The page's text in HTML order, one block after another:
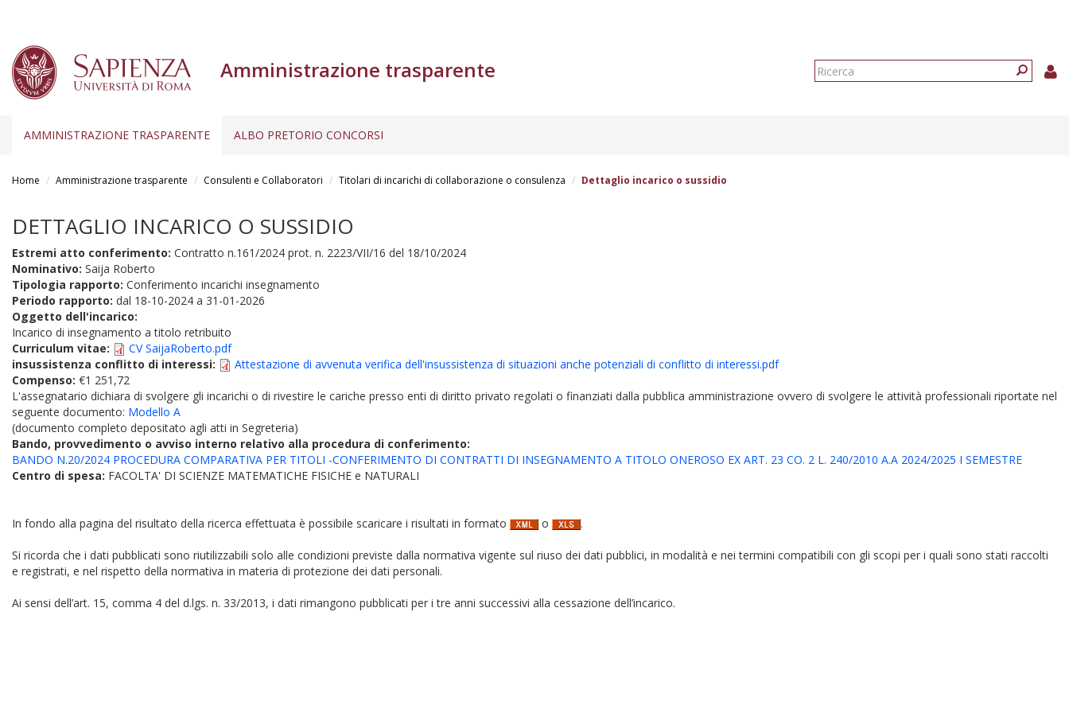
Amministrazione trasparente
Form
AMMINISTRAZIONE TRASPARENTE ALBO PRETORIO CONCORSI
Home Amministrazione trasparente Consulenti e Collaboratori Titolari di incarichi di collaborazione o consulenza Dettaglio incarico o sussidio
DETTAGLIO INCARICO O SUSSIDIO
Estremi atto conferimento: Contratto n.161/2024 prot. n. 2223/VII/16 del 18/10/2024
Nominativo: Saija Roberto
Tipologia rapporto: Conferimento incarichi insegnamento
Periodo rapporto: dal 18-10-2024 a 31-01-2026
Oggetto dell'incarico:
Incarico di insegnamento a titolo retribuito
Curriculum vitae:
CV SaijaRoberto.pdf
insussistenza conflitto di interessi:
Attestazione di avvenuta verifica dell'insussistenza di situazioni anche potenziali di conflitto di interessi.pdf
Compenso: €1 251,72
L'assegnatario dichiara di svolgere gli incarichi o di rivestire le cariche presso enti di diritto privato regolati o finanziati dalla pubblica amministrazione ovvero di svolgere le attività professionali riportate nel
seguente documento: Modello A
(documento completo depositato agli atti in Segreteria)
Bando, provvedimento o avviso interno relativo alla procedura di conferimento:
BANDO N.20/2024 PROCEDURA COMPARATIVA PER TITOLI -CONFERIMENTO DI CONTRATTI DI INSEGNAMENTO A TITOLO ONEROSO EX ART. 23 CO. 2 L. 240/2010 A.A 2024/2025 I SEMESTRE
Centro di spesa: FACOLTA' DI SCIENZE MATEMATICHE FISICHE e NATURALI
In fondo alla pagina del risultato della ricerca effettuata è possibile scaricare i risultati in formato o .
Si ricorda che i dati pubblicati sono riutilizzabili solo alle condizioni previste dalla normativa vigente sul riuso dei dati pubblici, in modalità e nei termini compatibili con gli scopi per i quali sono stati raccolti
e registrati, e nel rispetto della normativa in materia di protezione dei dati personali.
Ai sensi dell’art. 15, comma 4 del d.lgs. n. 33/2013, i dati rimangono pubblicati per i tre anni successivi alla cessazione dell’incarico.